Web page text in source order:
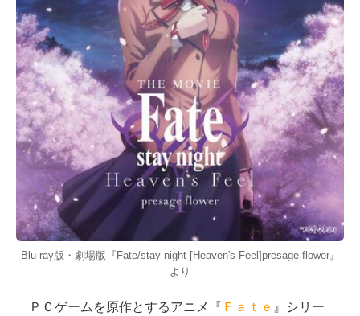
Blu-ray版・劇場版『Fate/stay night [Heaven's Feel]presage flower』
より
ＰＣゲームを原作とするアニメ『 Ｆａｔｅ 』シリー